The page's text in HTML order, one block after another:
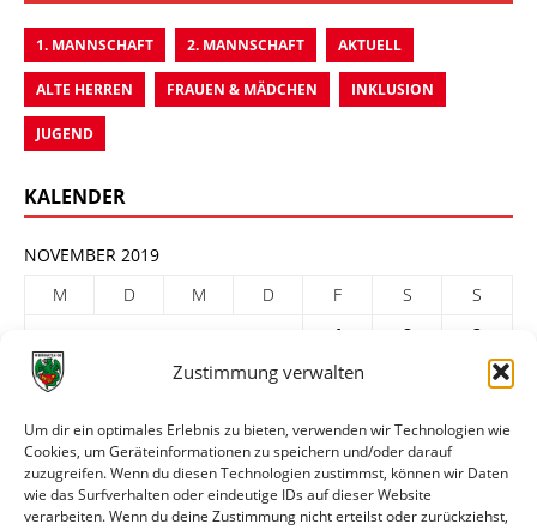
Zustimmung verwalten
Um dir ein optimales Erlebnis zu bieten, verwenden wir Technologien wie
Cookies, um Geräteinformationen zu speichern und/oder darauf
zuzugreifen. Wenn du diesen Technologien zustimmst, können wir Daten
wie das Surfverhalten oder eindeutige IDs auf dieser Website
verarbeiten. Wenn du deine Zustimmung nicht erteilst oder zurückziehst,
1. MANNSCHAFT 2. MANNSCHAFT AKTUELL
ALTE HERREN FRAUEN & MÄDCHEN INKLUSION
JUGEND
KALENDER
NOVEMBER 2019
M
D M D F S
S
1
2
3
4
6 7 8
18
19 20 21 22 23
25
26 27 28 29
30